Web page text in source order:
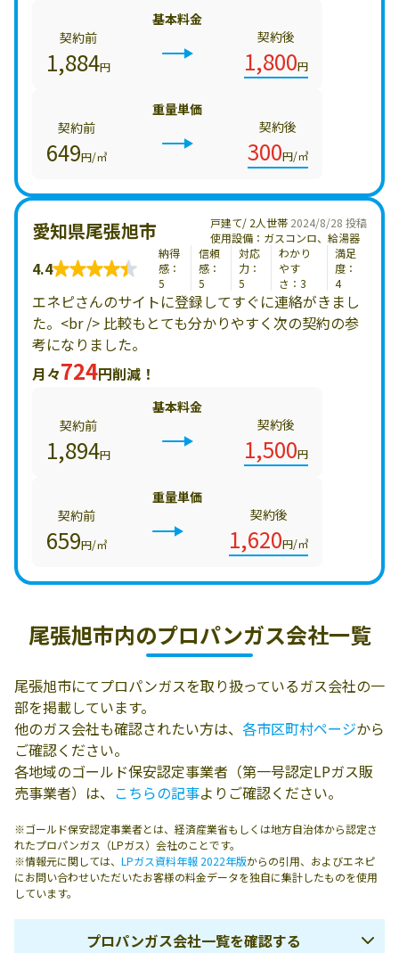
基本料金
契約前
1,884円
契約後
1,800円
重量単価
契約前
649円/㎥
契約後
300円/㎥
2024/8/28 投稿
愛知県尾張旭市
戸建て/ 2人世帯
使用設備：ガスコンロ、給湯器
4.4
納得
感：
5
信頼
感：
5
対応
力：
5
わかり
やす
さ：3
満足
度：
4
エネピさんのサイトに登録してすぐに連絡がきまし
た。<br /> 比較もとても分かりやすく次の契約の参
考になりました。
月々724円削減！
基本料金
契約前
1,894円
契約後
1,500円
重量単価
契約前
659円/㎥
契約後
1,620円/㎥
尾張旭市内のプロパンガス会社一覧
尾張旭市にてプロパンガスを取り扱っているガス会社の一
部を掲載しています。
他のガス会社も確認されたい方は、 各市区町村ページから
ご確認ください。
各地域のゴールド保安認定事業者（第一号認定LPガス販
売事業者）は、 こちらの記事よりご確認ください。
※ゴールド保安認定事業者とは、経済産業省もしくは地方自治体から認定さ
れたプロパンガス（LPガス）会社のことです。
※情報元に関しては、 LPガス資料年報 2022年版からの引用、およびエネピ
にお問い合わせいただいたお客様の料金データを独自に集計したものを使用
しています。
プロパンガス会社一覧を確認する